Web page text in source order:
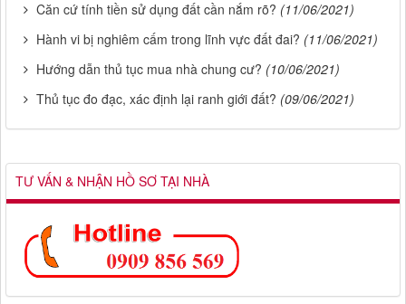
Căn cứ tính tiền sử dụng đất cần nắm rõ? (11/06/2021)
Hành vi bị nghiêm cấm trong lĩnh vực đất đai? (11/06/2021)
Hướng dẫn thủ tục mua nhà chung cư? (10/06/2021)
Thủ tục đo đạc, xác định lại ranh giới đất? (09/06/2021)
TƯ VẤN & NHẬN HỒ SƠ TẠI NHÀ